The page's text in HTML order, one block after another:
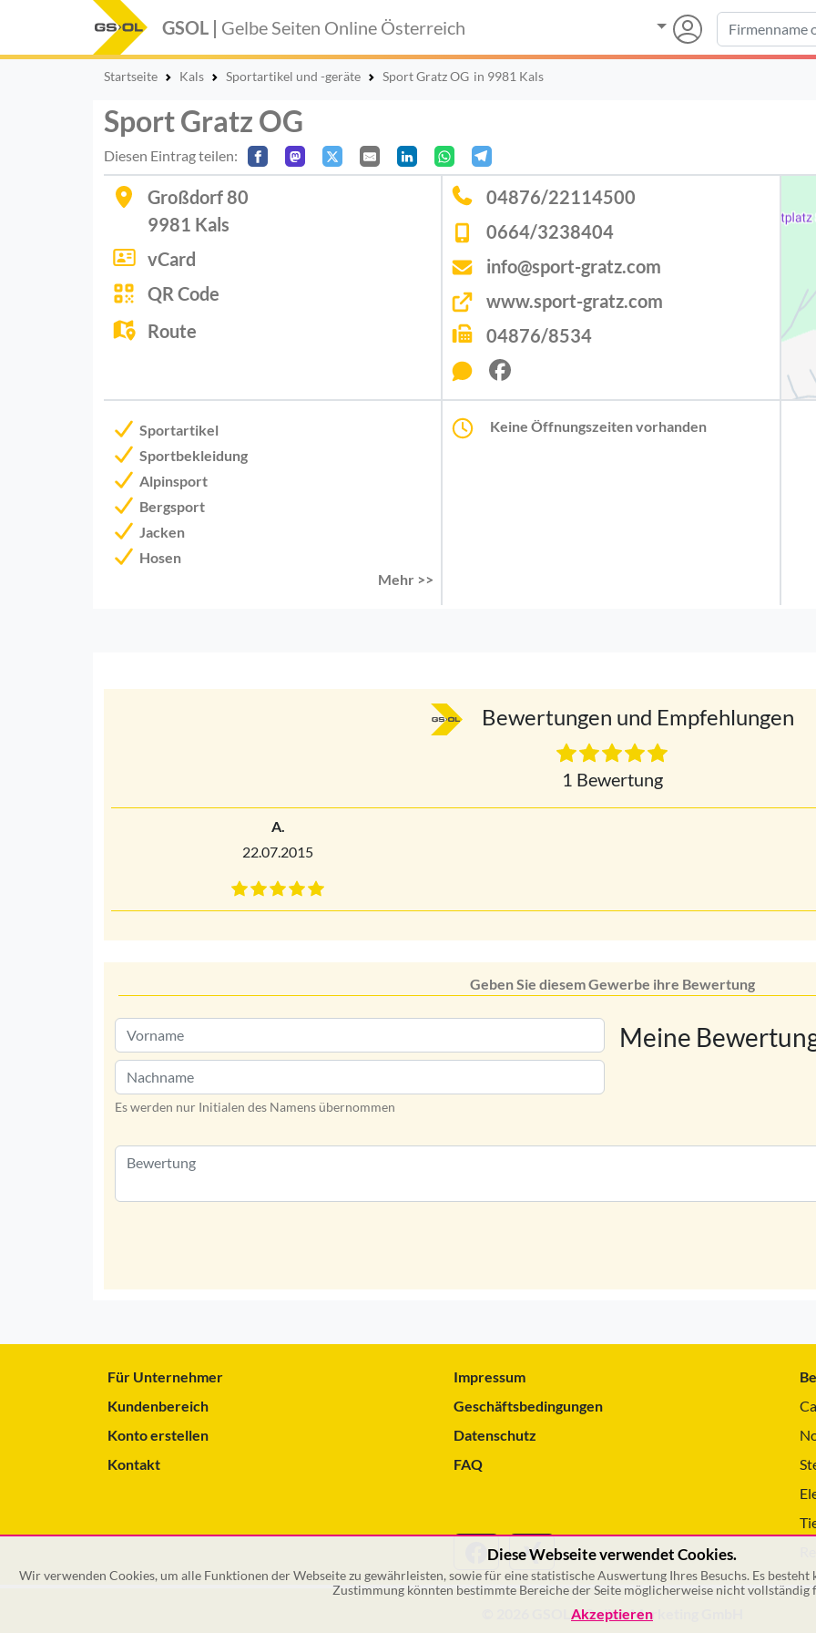
GSOL | Gelbe Seiten Online Österreich
Startseite Kals Sportartikel und -geräte Sport Gratz OG in 9981 Kals
Sport Gratz OG
Diesen Eintrag teilen:
Großdorf 80
9981 Kals
vCard
QR Code
Route
04876/22114500
0664/3238404
info@sport-gratz.com
www.sport-gratz.com
04876/8534
Sportartikel
Sportbekleidung
Alpinsport
Bergsport
Jacken
Hosen
Mehr >>
Keine Öffnungszeiten vorhanden
Bewertungen und Empfehlungen
1 Bewertung
A.
22.07.2015
Geben Sie diesem Gewerbe ihre Bewertung
Es werden nur Initialen des Namens übernommen
Meine
Für Unternehmer
Kundenbereich
Konto erstellen
Kontakt
Impressum
Geschäftsbedingungen
Datenschutz
FAQ
© 2026 GSOL – Online Marketing GmbH
Diese Webseite verwendet Cookies.
Wir verwenden Cookies, um alle Funktionen der Webseite zu gewährleisten, sowie für eine statistische Auswertung Ihres Besuchs. Es
Zustimmung könnten bestimmte Bereiche der Seite möglicherweise nicht vollständig
Akzeptieren